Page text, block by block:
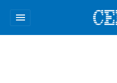
menu